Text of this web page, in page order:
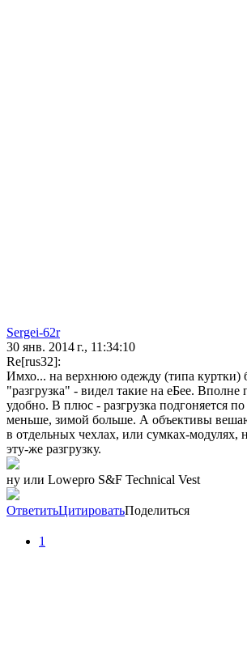
Sergei-62r
30 янв. 2014 г., 11:34:10
Re[rus32]:
Имхо... на верхнюю одежду (типа куртки)
"разгрузка" - видел такие на еБее. Вполне
удобно. В плюс - разгрузка подгоняется
меньше, зимой больше. А объективы
в отдельных чехлах, или сумках-модулях,
эту-же разгрузку.
ну или Lowepro S&F Technical Vest
ОтветитьЦитироватьПоделиться
1